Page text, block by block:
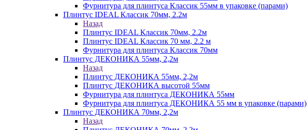
Фурнитура для плинтуса Классик 55мм в упаковке (парами)
Плинтус IDEAL Классик 70мм, 2.2м
Назад
Плинтус IDEAL Классик 70мм, 2.2м
Плинтус IDEAL Классик 70 мм, 2.2 м
Фурнитура для плинтуса Классик 70мм
Плинтус ДЕКОНИКА 55мм, 2,2м
Назад
Плинтус ДЕКОНИКА 55мм, 2,2м
Плинтус ДЕКОНИКА высотой 55мм
Фурнитура для плинтуса ДЕКОНИКА 55мм
Фурнитура для плинтуса ДЕКОНИКА 55 мм в упаковке (парами)
Плинтус ДЕКОНИКА 70мм, 2,2м
Назад